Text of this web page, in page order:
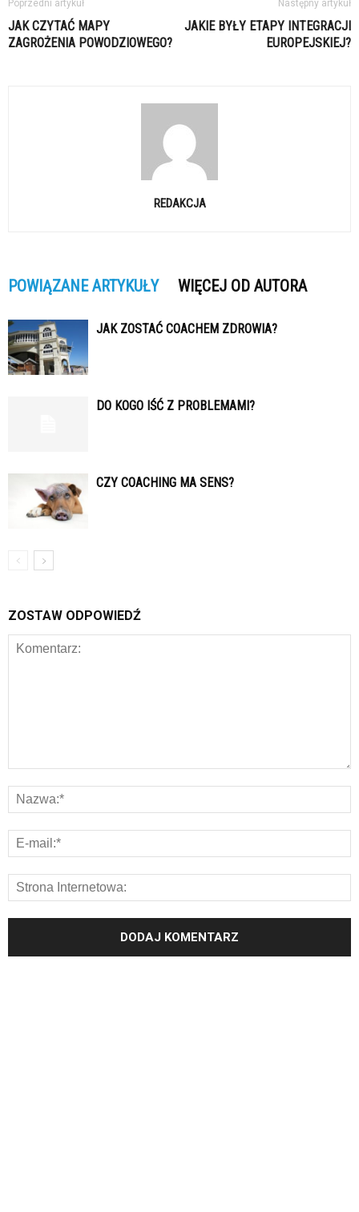
Poprzedni artykuł
JAK CZYTAĆ MAPY
ZAGROŻENIA POWODZIOWEGO?
Następny artykuł
JAKIE BYŁY ETAPY INTEGRACJI
EUROPEJSKIEJ?
REDAKCJA
POWIĄZANE ARTYKUŁY WIĘCEJ OD AUTORA
JAK ZOSTAĆ COACHEM ZDROWIA?
DO KOGO IŚĆ Z PROBLEMAMI?
CZY COACHING MA SENS?
ZOSTAW ODPOWIEDŹ